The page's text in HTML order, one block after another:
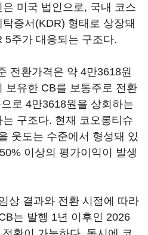
미국 법인으로, 국내 코스
증서(KDR) 형태로 상장돼
5주가 대응되는 구조다.
전환가격은 약 4만3618원
보유한 CB를 보통주로 전환
로 4만3618원을 상회하는
구조다. 현재 코오롱티슈
웃도는 수준에서 형성돼 있
이상의 평가이익이 발생
상 결과와 전환 시점에 따라
는 발행 1년 이후인 2026